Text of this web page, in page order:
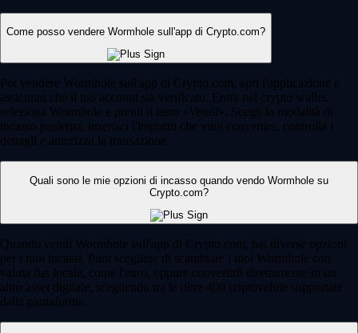
Come posso vendere Wormhole sull'app di Crypto.com?
Per vendere Wormhole sull'app di Crypto.com, apri l'applicazione e
assicurati che il tuo account sia verificato. Entra nel crypto wallet,
seleziona Wormhole e premi il tasto «Vendi». Scegli la modalità di
incasso preferita, inserisci l'importo che vuoi convertire, controlla i
dettagli e autorizza la transazione.
Quali sono le mie opzioni di incasso quando vendo Wormhole su
Crypto.com?
Quando vendi Wormhole sull'app di Crypto.com, hai diverse opzioni
per i tuoi incassi. Puoi scegliere di scambiare i tuoi Wormhole con
valuta fiat locale, come l'euro, oppure convertirli direttamente in un
altro asset digitale, scegliendo tra le oltre 400 criptovalute supportate
dalla piattaforma.